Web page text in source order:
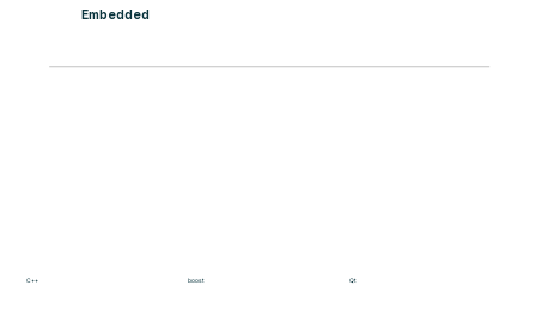
Embedded
C++ boost Qt